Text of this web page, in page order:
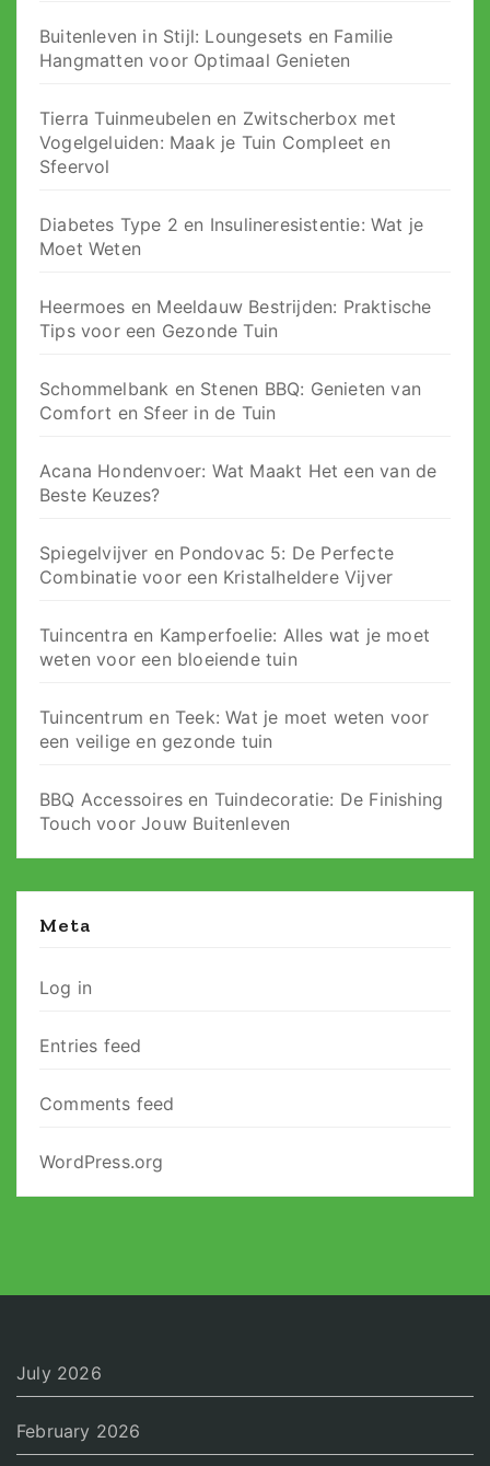
Buitenleven in Stijl: Loungesets en Familie
Hangmatten voor Optimaal Genieten
Tierra Tuinmeubelen en Zwitscherbox met
Vogelgeluiden: Maak je Tuin Compleet en
Sfeervol
Diabetes Type 2 en Insulineresistentie: Wat je
Moet Weten
Heermoes en Meeldauw Bestrijden: Praktische
Tips voor een Gezonde Tuin
Schommelbank en Stenen BBQ: Genieten van
Comfort en Sfeer in de Tuin
Acana Hondenvoer: Wat Maakt Het een van de
Beste Keuzes?
Spiegelvijver en Pondovac 5: De Perfecte
Combinatie voor een Kristalheldere Vijver
Tuincentra en Kamperfoelie: Alles wat je moet
weten voor een bloeiende tuin
Tuincentrum en Teek: Wat je moet weten voor
een veilige en gezonde tuin
BBQ Accessoires en Tuindecoratie: De Finishing
Touch voor Jouw Buitenleven
Meta
Log in
Entries feed
Comments feed
WordPress.org
July 2026
February 2026